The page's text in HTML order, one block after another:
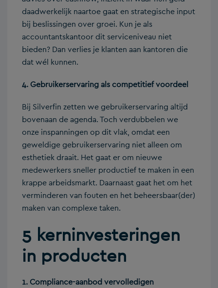
daadwerkelijk naartoe gaat en strategische input
bij beslissingen over groei. Kun je als
accountantskantoor dit serviceniveau niet
bieden? Dan verlies je klanten aan kantoren die
dat wél kunnen.
4. Gebruikerservaring als competitief voordeel
Bij Silverfin zetten we gebruikerservaring altijd
bovenaan de agenda. Toch verdubbelen we
onze inspanningen op dit vlak, omdat een
geweldige gebruikerservaring niet alleen om
esthetiek draait. Het gaat er om nieuwe
medewerkers sneller productief te maken in een
krappe arbeidsmarkt. Daarnaast gaat het om het
verminderen van fouten en het beheersbaar(der)
maken van complexe taken.
5 kerninvesteringen
in producten
1. Compliance-aanbod vervolledigen